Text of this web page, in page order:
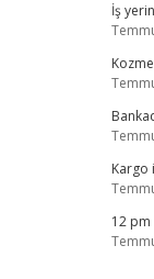
İş
Kargo
12 pm